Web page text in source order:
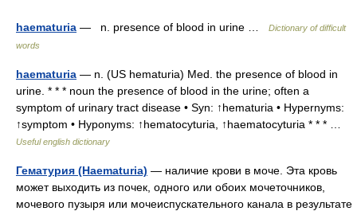
haematuria — n. presence of blood in urine …
Dictionary of difficult
words
haematuria — n. (US hematuria) Med. the presence of blood in
urine. * * * noun the presence of blood in the urine; often a
symptom of urinary tract disease • Syn: ↑hematuria • Hypernyms:
↑symptom • Hyponyms: ↑hematocyturia, ↑haematocyturia * * * …
Useful english dictionary
Гематурия (Haematuria) — наличие крови в моче. Эта кровь
может выходить из почек, одного или обоих мочеточников,
мочевого пузыря или мочеиспускательного канала в результате